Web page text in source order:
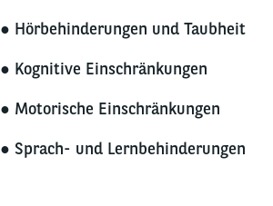
● Hörbehinderungen und Taubheit
● Kognitive Einschränkungen
● Motorische Einschränkungen
● Sprach- und Lernbehinderungen